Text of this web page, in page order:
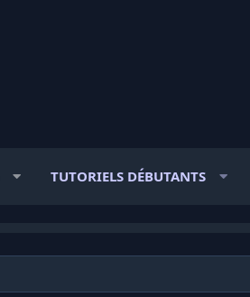
TUTORIELS DÉBUTANTS